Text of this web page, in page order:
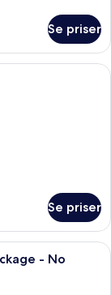
Se priser
værelset, skrivebord,
Se priser
med en seng, et
- No